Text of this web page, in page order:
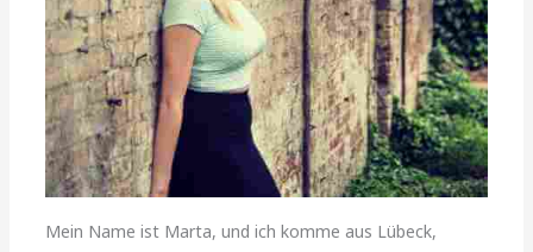
Mein Name ist Marta, und ich komme aus Lübeck,